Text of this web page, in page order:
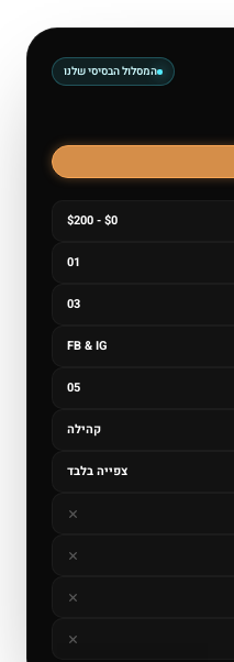
המסלול הבסיסי שלנו
$0 - $200
01
03
FB & IG
05
קהילה
צפייה בלבד